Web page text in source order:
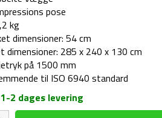
pose
kg
dimensioner: 54 cm
dimensioner: 285 x 240 x 130 cm
på 1500 mm
til ISO 6940 standard
2 dages levering